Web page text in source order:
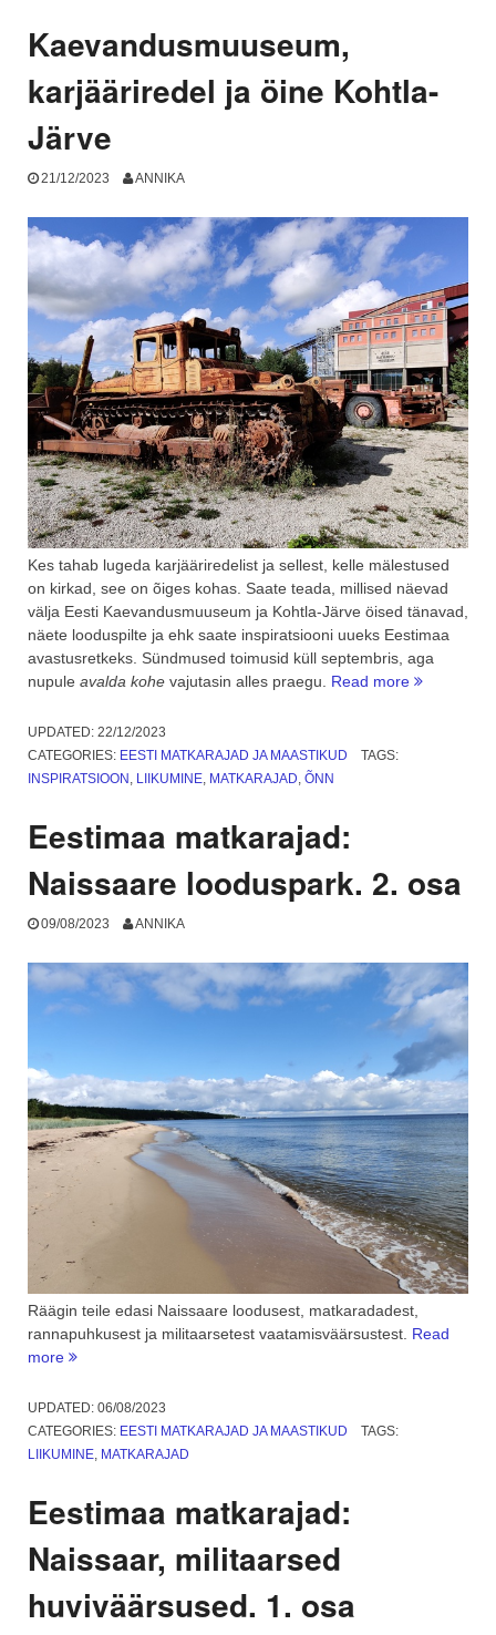
Kaevandusmuuseum,
karjääriredel ja öine Kohtla-
Järve
21/12/2023 ANNIKA
Kes tahab lugeda karjääriredelist ja sellest, kelle mälestused
on kirkad, see on õiges kohas. Saate teada, millised näevad
välja Eesti Kaevandusmuuseum ja Kohtla-Järve öised tänavad,
näete looduspilte ja ehk saate inspiratsiooni uueks Eestimaa
avastusretkeks. Sündmused toimusid küll septembris, aga
nupule avalda kohe vajutasin alles praegu. Read more
UPDATED: 22/12/2023
CATEGORIES: EESTI MATKARAJAD JA MAASTIKUD
TAGS:
INSPIRATSIOON , LIIKUMINE, MATKARAJAD, ÕNN
Eestimaa matkarajad:
Naissaare looduspark. 2. osa
09/08/2023 ANNIKA
Räägin teile edasi Naissaare loodusest, matkaradadest,
rannapuhkusest ja militaarsetest vaatamisväärsustest. Read
more “Eestimaa
Naissaare
looduspark.
2.
UPDATED: 06/08/2023
CATEGORIES: EESTI MATKARAJAD JA MAASTIKUD
TAGS:
LIIKUMINE, MATKARAJAD
Eestimaa matkarajad:
Naissaar, militaarsed
huviväärsused. 1. osa